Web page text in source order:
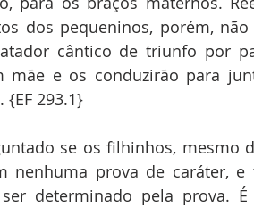
dos pequeninos, porém,
cântico de triunfo por
mãe e os conduzirão para
{EF 293.1}
se os filhinhos, mesmo
nenhuma prova de caráter,
determinado pela prova.